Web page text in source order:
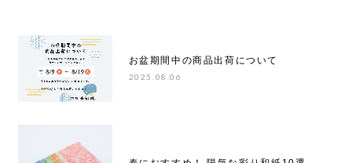
お盆期間中の商品出荷について
2025.08.06